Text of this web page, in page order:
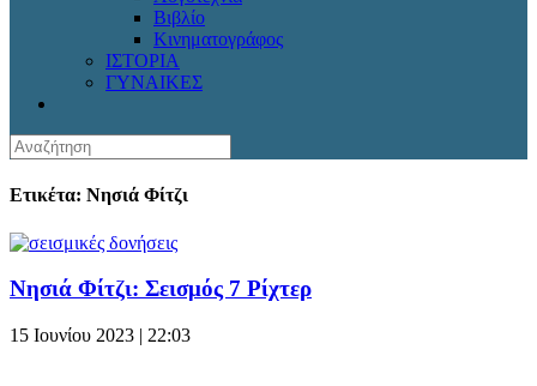
Βιβλίο
Κινηματογράφος
ΙΣΤΟΡΙΑ
ΓΥΝΑΙΚΕΣ
Ετικέτα: Νησιά Φίτζι
Νησιά Φίτζι: Σεισμός 7 Ρίχτερ
15 Ιουνίου 2023 | 22:03